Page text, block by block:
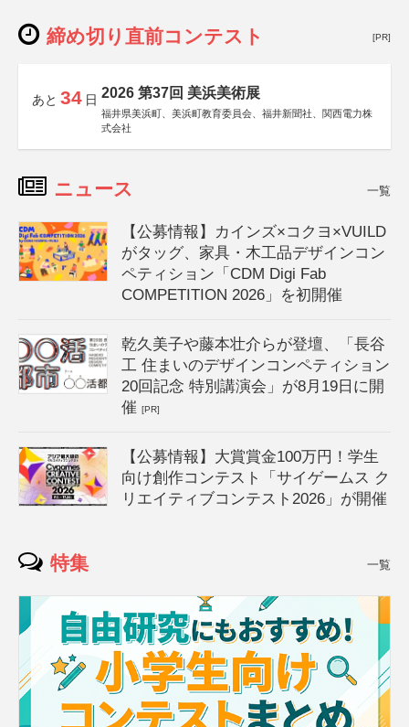
締め切り直前コンテスト [PR]
あと 34 日 2026 第37回 美浜美術展
福井県美浜町、美浜町教育委員会、福井新聞社、関西電力株
式会社
ニュース 一覧
【公募情報】カインズ×コクヨ×VUILD
がタッグ、家具・木工品デザインコン
ペティション「CDM Digi Fab
COMPETITION 2026」を初開催
乾久美子や藤本壮介らが登壇、「長谷
工 住まいのデザインコンペティション
20回記念 特別講演会」が8月19日に開
催[PR]
【公募情報】大賞賞金100万円！学生
向け創作コンテスト「サイゲームス ク
リエイティブコンテスト2026」が開催
特集 一覧